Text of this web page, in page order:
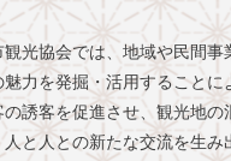
光協会では、地域や民間事
魅力を発掘・活用することに
誘客を促進させ、観光地の
人と人との新たな交流を生み